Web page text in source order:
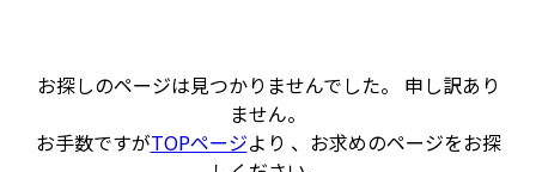
お探しのページは見つかりませんでした。 申し訳あり
ません。
お手数ですがTOPページより 、お求めのページをお探